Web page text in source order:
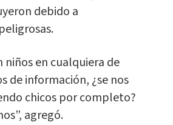
debido a
niños en cualquiera de
de información, ¿se nos
chicos por completo?
agregó.